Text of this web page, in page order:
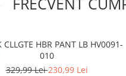
CLLGTE HBR PANT LB HV0091-
010
329,99 Lei230,99 Lei